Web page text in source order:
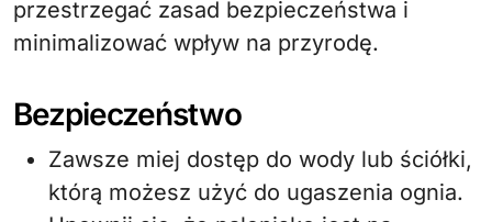
przestrzegać zasad bezpieczeństwa i
minimalizować wpływ na przyrodę.
Bezpieczeństwo
Zawsze miej dostęp do wody lub ściółki,
którą możesz użyć do ugaszenia ognia.